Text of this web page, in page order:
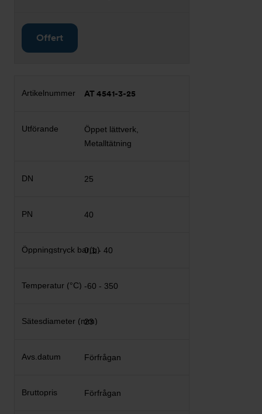
Offert
AT 4541-3-25
Öppet lättverk,
Metalltätning
25
40
0,1 - 40
-60 - 350
23
Förfrågan
Förfrågan